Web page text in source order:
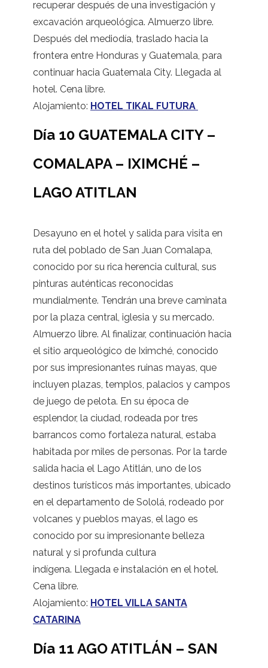
recuperar después de una investigación y
excavación arqueológica. Almuerzo libre.
Después del mediodía, traslado hacia la
frontera entre Honduras y Guatemala, para
continuar hacia Guatemala City. Llegada al
hotel. Cena libre.
Alojamiento: HOTEL TIKAL FUTURA
Día 10 GUATEMALA CITY –
COMALAPA – IXIMCHÉ –
LAGO ATITLAN
Desayuno en el hotel y salida para visita en
ruta del poblado de San Juan Comalapa,
conocido por su rica herencia cultural, sus
pinturas auténticas reconocidas
mundialmente. Tendrán una breve caminata
por la plaza central, iglesia y su mercado.
Almuerzo libre. Al finalizar, continuación hacia
el sitio arqueológico de Iximché, conocido
por sus impresionantes ruinas mayas, que
incluyen plazas, templos, palacios y campos
de juego de pelota. En su época de
esplendor, la ciudad, rodeada por tres
barrancos como fortaleza natural, estaba
habitada por miles de personas. Por la tarde
salida hacia el Lago Atitlán, uno de los
destinos turísticos más importantes, ubicado
en el departamento de Sololá, rodeado por
volcanes y pueblos mayas, el lago es
conocido por su impresionante belleza
natural y si profunda cultura
indígena. Llegada e instalación en el hotel.
Cena libre.
Alojamiento: HOTEL VILLA SANTA
CATARINA
Día 11 AGO ATITLÁN – SAN